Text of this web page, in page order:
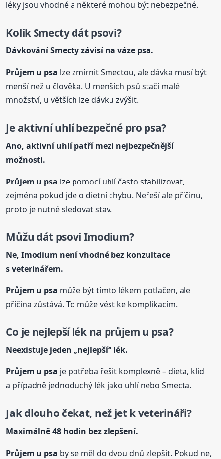
léky jsou vhodné a některé mohou být nebezpečné.
Kolik Smecty dát psovi?
Dávkování Smecty závisí na váze psa.
Průjem u psa lze zmírnit Smectou, ale dávka musí být
menší než u člověka. U menších psů stačí malé
množství, u větších lze dávku zvýšit.
Je aktivní uhlí bezpečné pro psa?
Ano, aktivní uhlí patří mezi nejbezpečnější
možnosti.
Průjem u psa lze pomocí uhlí často stabilizovat,
zejména pokud jde o dietní chybu. Neřeší ale příčinu,
proto je nutné sledovat stav.
Můžu dát psovi Imodium?
Ne, Imodium není vhodné bez konzultace
s veterinářem.
Průjem u psa může být tímto lékem potlačen, ale
příčina zůstává. To může vést ke komplikacím.
Co je nejlepší lék na průjem u psa?
Neexistuje jeden „nejlepší“ lék.
Průjem u psa je potřeba řešit komplexně – dieta, klid
a případně jednoduchý lék jako uhlí nebo Smecta.
Jak dlouho čekat, než jet k veterináři?
Maximálně 48 hodin bez zlepšení.
Průjem u psa by se měl do dvou dnů zlepšit. Pokud ne,